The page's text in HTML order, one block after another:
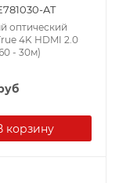
AT
оптический
4K HDMI 2.0
- 30м)
корзину